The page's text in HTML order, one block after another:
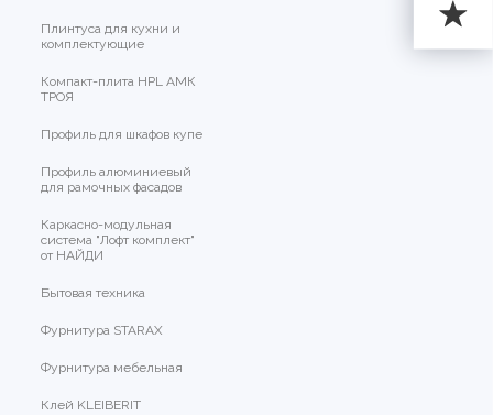
Плинтуса для кухни и
комплектующие
Компакт-плита HPL АМК
ТРОЯ
Профиль для шкафов купе
Профиль алюминиевый
для рамочных фасадов
Каркасно-модульная
система "Лофт комплект"
от НАЙДИ
Бытовая техника
Фурнитура STARAX
Фурнитура мебельная
Клей KLEIBERIT